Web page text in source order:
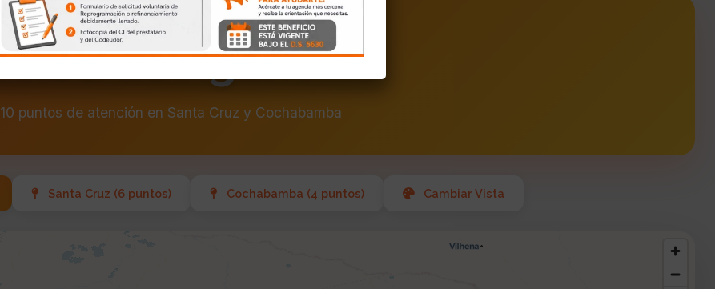
Red de Agencias
10 puntos de atención en Santa Cruz y Cochabamba
Santa Cruz (6 puntos) Cochabamba (4 puntos) Cambiar Vista